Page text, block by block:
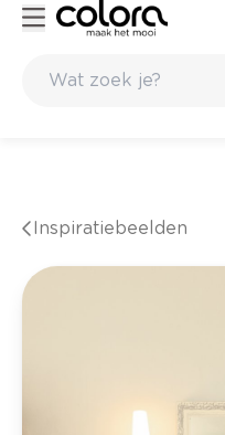
Inspiratiebeelden